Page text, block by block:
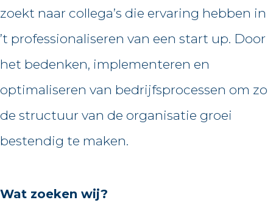
zoekt naar collega’s die ervaring hebben in
’t professionaliseren van een start up. Door
het bedenken, implementeren en
optimaliseren van bedrijfsprocessen om zo
de structuur van de organisatie groei
bestendig te maken.
Wat zoeken wij?